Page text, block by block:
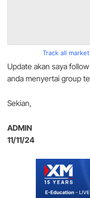
Track all
Update akan saya
anda menyertai group
Sekian,
ADMIN
11/11/24